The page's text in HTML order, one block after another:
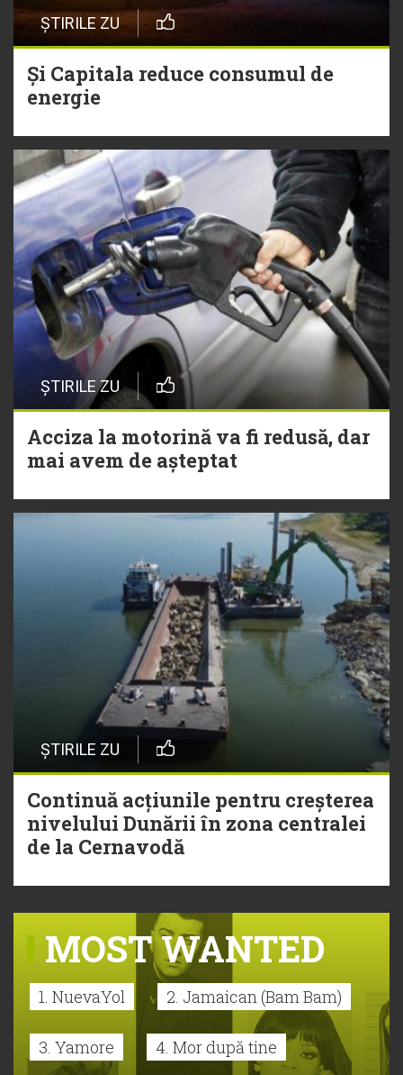
ȘTIRILE ZU
Și Capitala reduce consumul de
energie
ȘTIRILE ZU
Acciza la motorină va fi redusă, dar
mai avem de așteptat
ȘTIRILE ZU
Continuă acțiunile pentru creșterea
nivelului Dunării în zona centralei
de la Cernavodă
MOST WANTED
1. NuevaYol 2. Jamaican (Bam Bam)
3. Yamore 4. Mor după tine